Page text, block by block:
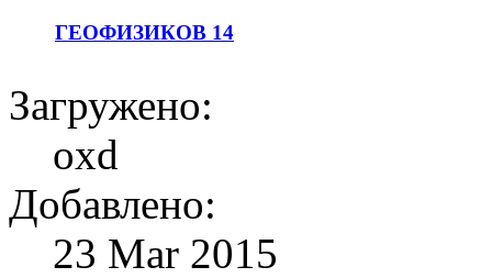
ГЕОФИЗИКОВ 14
Загружено:
oxd
Добавлено:
23 Mar 2015